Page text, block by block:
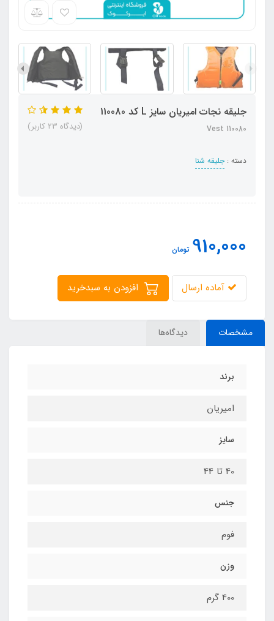
جلیقه نجات امیریان سایز L کد 110080
Vest 110080
دسته : جلیقه شنا
(دیدگاه 23 کاربر)
910,000 تومان
آماده ارسال
مشخصات دیدگاه‌ها
برند
امیریان
سایز
40 تا 44
جنس
فوم
وزن
400 گرم